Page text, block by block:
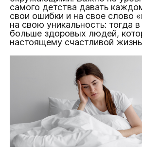
самого детства давать
свои ошибки и на свое слово
на свою уникальность: тогда
больше здоровых людей,
настоящему счастливой